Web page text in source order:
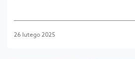
26 lutego 2025